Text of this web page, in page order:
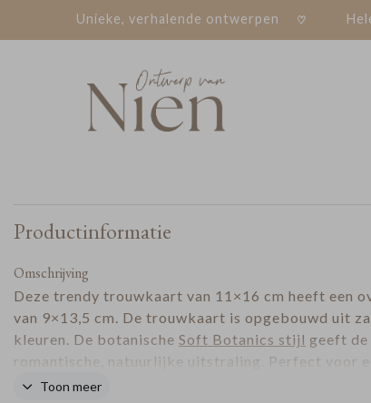
Unieke, verhalende ontwerpen
Productinformatie
Omschrijving
Deze trendy trouwkaart van 11×16 cm heeft een
van 9×13,5 cm. De trouwkaart is opgebouwd uit
kleuren. De botanische Soft Botanics stijl geeft de
romantische, natuurlijke uitstraling. Perfect voor
met een zachte en rustige kleurstelling. Voeg een
Toon meer